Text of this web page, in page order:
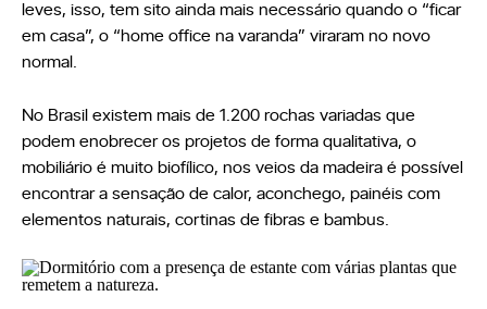
leves, isso, tem sito ainda mais necessário quando o “ficar
em casa”, o “home office na varanda” viraram no novo
normal.
No Brasil existem mais de 1.200 rochas variadas que
podem enobrecer os projetos de forma qualitativa, o
mobiliário é muito biofílico, nos veios da madeira é possível
encontrar a sensação de calor, aconchego, painéis com
elementos naturais, cortinas de fibras e bambus.